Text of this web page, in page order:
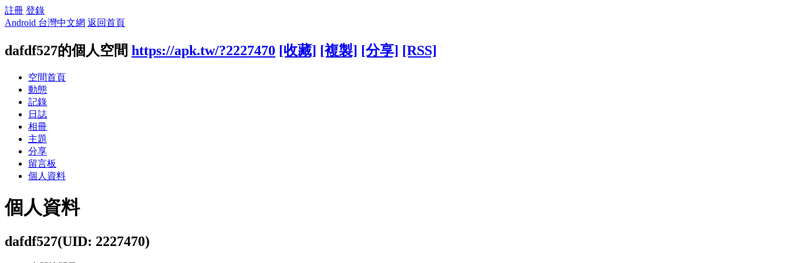
註冊 登錄
Android 台灣中文網 返回首頁
dafdf527的個人空間 https://apk.tw/?2227470 [收藏] [複製] [分享] [RSS]
空間首頁
動態
記錄
日誌
相冊
主題
分享
留言板
個人資料
個人資料
dafdf527(UID: 2227470)